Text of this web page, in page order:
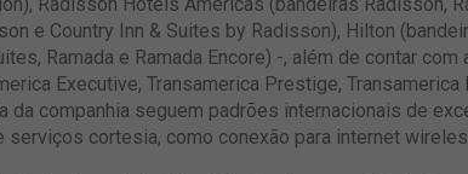
Radisson Hotels Americas (bandeiras Radisson,
e Country Inn & Suites by Radisson), Hilton
Ramada e Ramada Encore) -, além de contar
Executive, Transamerica Prestige,
da companhia seguem padrões internacionais de
serviços cortesia, como conexão para internet